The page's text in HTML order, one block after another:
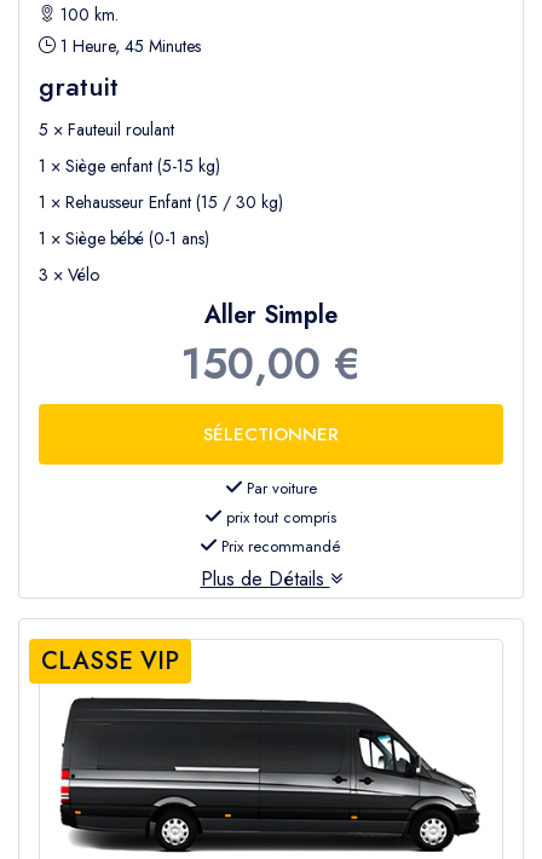
100 km.
1 Heure, 45 Minutes
gratuit
5 × Fauteuil roulant
1 × Siège enfant (5-15 kg)
1 × Rehausseur Enfant (15 / 30 kg)
1 × Siège bébé (0-1 ans)
3 × Vélo
Aller Simple
150,00 €
Par voiture
prix tout compris
Prix recommandé
Plus de Détails
CLASSE VIP